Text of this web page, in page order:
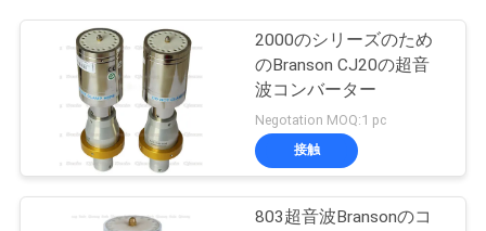
2000のシリーズのため
のBranson CJ20の超音
波コンバーター
Negotation MOQ:1 pc
接触
803超音波Bransonのコ